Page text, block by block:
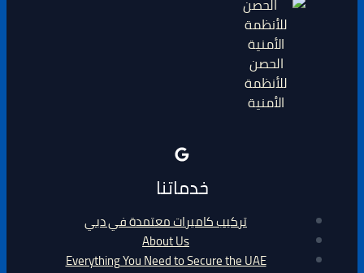
تركيب كاميرات معتمدة في دبي
Everything You Need to Secure the UAE